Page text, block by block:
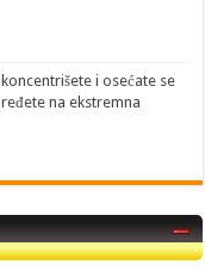
i osećate se
na ekstremna